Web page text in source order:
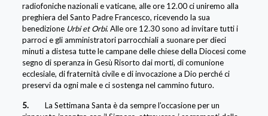
radiofoniche nazionali e vaticane, alle ore 12.00 ci uniremo alla
preghiera del Santo Padre Francesco, ricevendo la sua
benedizione Urbi et Orbi. Alle ore 12.30 sono ad invitare tutti i
parroci e gli amministratori parrocchiali a suonare per dieci
minuti a distesa tutte le campane delle chiese della Diocesi come
segno di speranza in Gesù Risorto dai morti, di comunione
ecclesiale, di fraternità civile e di invocazione a Dio perché ci
preservi da ogni male e ci sostenga nel cammino futuro.
5. La Settimana Santa è da sempre l’occasione per un